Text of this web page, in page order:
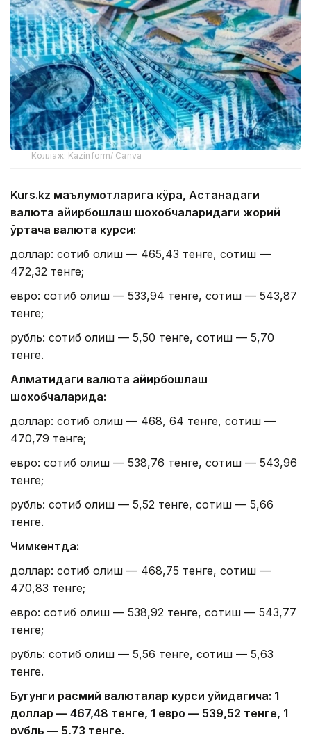
Коллаж: Kazinform/ Canva
Kurs.kz маълумотларига кўра, Астанадаги
валюта айирбошлаш шохобчаларидаги жорий
ўртача валюта курси:
доллар: сотиб олиш — 465,43 тенге, сотиш —
472,32 тенге;
евро: сотиб олиш — 533,94 тенге, сотиш — 543,87
тенге;
рубль: сотиб олиш — 5,50 тенге, сотиш — 5,70
тенге.
Алматидаги валюта айирбошлаш
шохобчаларида:
доллар: сотиб олиш — 468, 64 тенге, сотиш —
470,79 тенге;
евро: сотиб олиш — 538,76 тенге, сотиш — 543,96
тенге;
рубль: сотиб олиш — 5,52 тенге, сотиш — 5,66
тенге.
Чимкентда:
доллар: сотиб олиш — 468,75 тенге, сотиш —
470,83 тенге;
евро: сотиб олиш — 538,92 тенге, сотиш — 543,77
тенге;
рубль: сотиб олиш — 5,56 тенге, сотиш — 5,63
тенге.
Бугунги расмий валюталар курси қуйидагича: 1
доллар — 467,48 тенге, 1 евро — 539,52 тенге, 1
рубль — 5,73 тенге.